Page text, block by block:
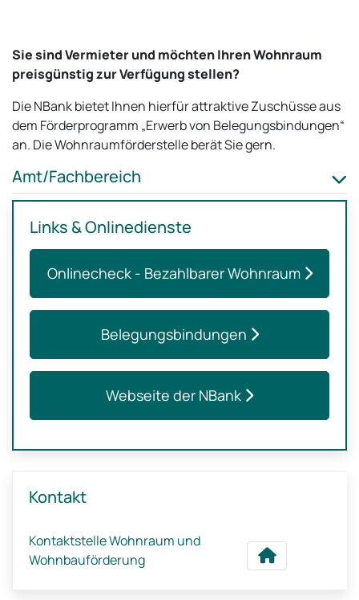
Sie sind Vermieter und möchten Ihren Wohnraum
preisgünstig zur Verfügung stellen?
Die NBank bietet Ihnen hierfür attraktive Zuschüsse aus
dem Förderprogramm „Erwerb von Belegungsbindungen“
an. Die Wohnraumförderstelle berät Sie gern.
Amt/Fachbereich
Links & Onlinedienste
Onlinecheck - Bezahlbarer Wohnraum
Belegungsbindungen
Webseite der NBank
Kontakt
Kontaktstelle Wohnraum und
Wohnbauförderung